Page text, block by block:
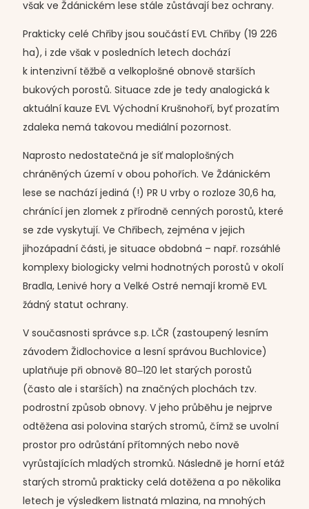
však ve Ždánickém lese stále zůstávají bez ochrany.
Prakticky celé Chřiby jsou součástí EVL Chřiby (19 226
ha), i zde však v posledních letech dochází
k intenzivní těžbě a velkoplošné obnově starších
bukových porostů. Situace zde je tedy analogická k
aktuální kauze EVL Východní Krušnohoří, byť prozatím
zdaleka nemá takovou mediální pozornost.
Naprosto nedostatečná je síť maloplošných
chráněných území v obou pohořích. Ve Ždánickém
lese se nachází jediná (!) PR U vrby o rozloze 30,6 ha,
chránící jen zlomek z přírodně cenných porostů, které
se zde vyskytují. Ve Chřibech, zejména v jejich
jihozápadní části, je situace obdobná – např. rozsáhlé
komplexy biologicky velmi hodnotných porostů v okolí
Bradla, Lenivé hory a Velké Ostré nemají kromě EVL
žádný statut ochrany.
V současnosti správce s.p. LČR (zastoupený lesním
závodem Židlochovice a lesní správou Buchlovice)
uplatňuje při obnově 80‒120 let starých porostů
(často ale i starších) na značných plochách tzv.
podrostní způsob obnovy. V jeho průběhu je nejprve
odtěžena asi polovina starých stromů, čímž se uvolní
prostor pro odrůstání přítomných nebo nově
vyrůstajících mladých stromků. Následně je horní etáž
starých stromů prakticky celá dotěžena a po několika
letech je výsledkem listnatá mlazina, na mnohých